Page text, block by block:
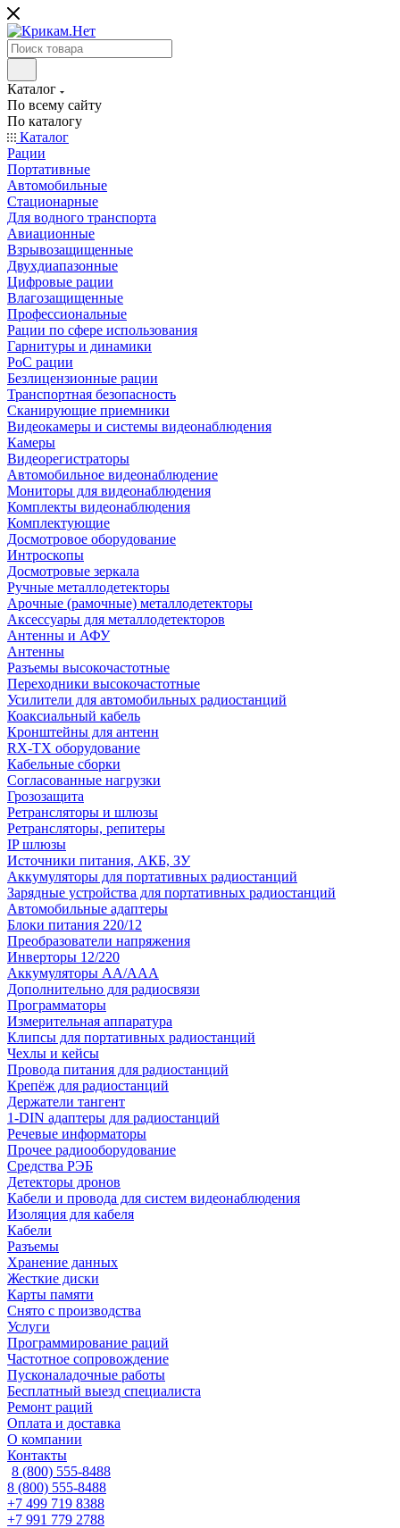
Каталог
По всему сайту
По каталогу
Каталог
Рации
Портативные
Автомобильные
Стационарные
Для водного транспорта
Авиационные
Взрывозащищенные
Двухдиапазонные
Цифровые рации
Влагозащищенные
Профессиональные
Рации по сфере использования
Гарнитуры и динамики
PoC рации
Безлицензионные рации
Транспортная безопасность
Сканирующие приемники
Видеокамеры и системы видеонаблюдения
Камеры
Видеорегистраторы
Автомобильное видеонаблюдение
Мониторы для видеонаблюдения
Комплекты видеонаблюдения
Комплектующие
Досмотровое оборудование
Интроскопы
Досмотровые зеркала
Ручные металлодетекторы
Арочные (рамочные) металлодетекторы
Аксессуары для металлодетекторов
Антенны и АФУ
Антенны
Разъемы высокочастотные
Переходники высокочастотные
Усилители для автомобильных радиостанций
Коаксиальный кабель
Кронштейны для антенн
RX-TX оборудование
Кабельные сборки
Согласованные нагрузки
Грозозащита
Ретрансляторы и шлюзы
Ретрансляторы, репитеры
IP шлюзы
Источники питания, АКБ, ЗУ
Аккумуляторы для портативных радиостанций
Зарядные устройства для портативных радиостанций
Автомобильные адаптеры
Блоки питания 220/12
Преобразователи напряжения
Инверторы 12/220
Аккумуляторы АА/ААА
Дополнительно для радиосвязи
Программаторы
Измерительная аппаратура
Клипсы для портативных радиостанций
Чехлы и кейсы
Провода питания для радиостанций
Крепёж для радиостанций
Держатели тангент
1-DIN адаптеры для радиостанций
Речевые информаторы
Прочее радиооборудование
Средства РЭБ
Детекторы дронов
Кабели и провода для систем видеонаблюдения
Изоляция для кабеля
Кабели
Разъемы
Хранение данных
Жесткие диски
Карты памяти
Снято с производства
Услуги
Программирование раций
Частотное сопровождение
Пусконаладочные работы
Бесплатный выезд специалиста
Ремонт раций
Оплата и доставка
О компании
Контакты
8 (800) 555-8488
8 (800) 555-8488
+7 499 719 8388
+7 991 779 2788